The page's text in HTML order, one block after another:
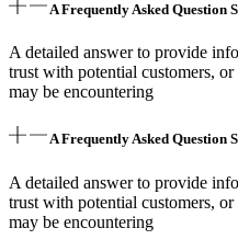
A Frequently Asked Question
A detailed answer to provide
trust with potential customers,
may be encountering
A Frequently Asked Question
A detailed answer to provide
trust with potential customers,
may be encountering